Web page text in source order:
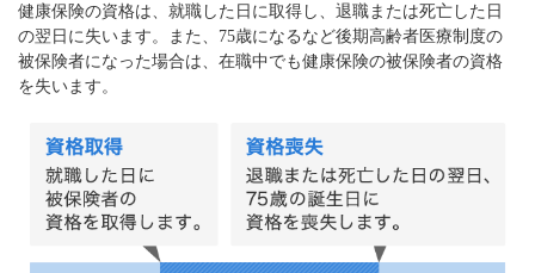
健康保険の資格は、就職した日に取得し、退職または死亡した日
の翌日に失います。また、75歳になるなど後期高齢者医療制度の
被保険者になった場合は、在職中でも健康保険の被保険者の資格
を失います。